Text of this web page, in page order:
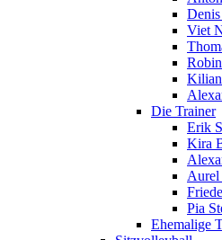
Viet
Die Trainer
Erik
Kira
Pia
Ehemalige